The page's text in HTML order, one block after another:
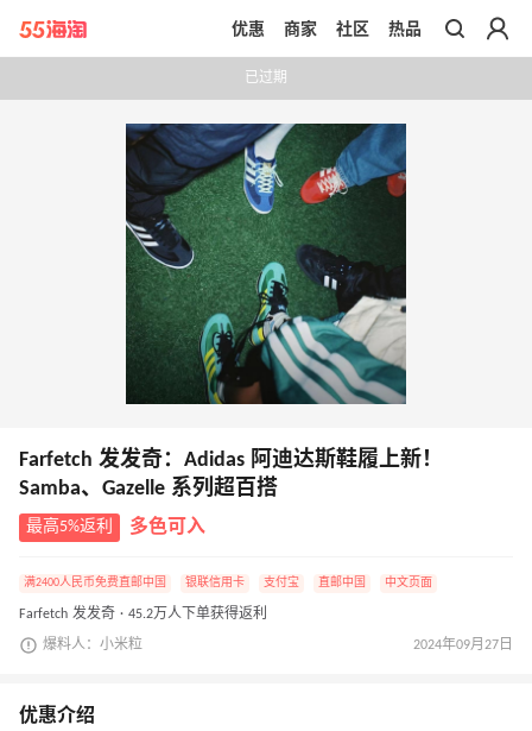
带你去官网买正品
优惠 商家 社区 热品
已过期
Farfetch 发发奇：Adidas 阿迪达斯鞋履上新！
Samba、Gazelle 系列超百搭
最高5%返利 多色可入
满2400人民币免费直邮中国 银联信用卡 支付宝 直邮中国 中文页面
Farfetch 发发奇 · 45.2万人下单获得返利
爆料人：小米粒 2024年09月27日
优惠介绍